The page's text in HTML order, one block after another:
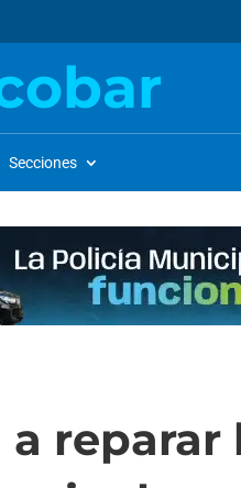
Secciones